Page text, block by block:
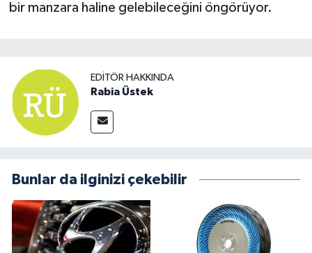
bir manzara haline gelebileceğini öngörüyor.
EDITÖR HAKKINDA
Rabia Üstek
Bunlar da ilginizi çekebilir